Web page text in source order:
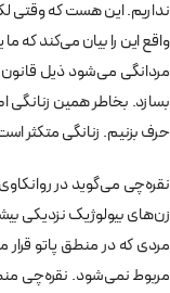
نداریم. این هست که وقتی
واقع این را بیان می‌کند که
مردانگی می‌شود ذیل قانون
بسازد. بخاطر همین زنانگی
حرف بزنیم. زنانگی متکثر
نقره‌چی می‌گوید در
زن‌های بیولوژیک نزدیکی
مردی که در منطق پاتو
مربوط نمی‌شود. نقره‌چی